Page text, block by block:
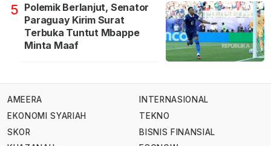
5 Polemik Berlanjut, Senator
Paraguay Kirim Surat
Terbuka Tuntut Mbappe
Minta Maaf
AMEERA
EKONOMI SYARIAH
SKOR
INTERNASIONAL
TEKNO
BISNIS FINANSIAL